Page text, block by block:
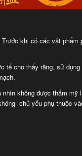
khi có các vật phẩm
tế cho thấy rằng, sử
không được thẩm mỹ
chủ yếu phụ thuộc